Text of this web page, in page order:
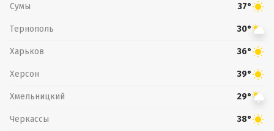
Сумы 37°
Тернополь 30°
Харьков 36°
Херсон 39°
Хмельницкий 29°
Черкассы 38°